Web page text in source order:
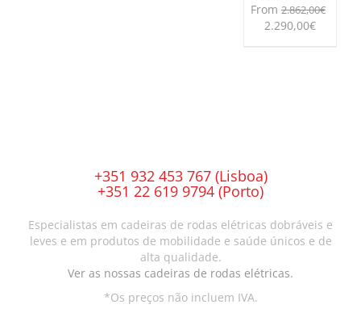
From 2.862,00€
O
2.290,00€O
the
product
+351 932 453 767 (Lisboa)
+351 22 619 9794 (Porto)
Especialistas em cadeiras de rodas elétricas dobráveis e
leves e em produtos de mobilidade e saúde únicos e de
alta qualidade.
Ver as nossas cadeiras de rodas elétricas.
*Os preços não incluem IVA.